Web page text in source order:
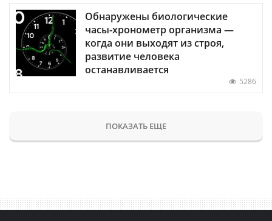
Обнаружены биологические
часы-хронометр организма —
когда они выходят из строя,
развитие человека
останавливается
5286
ПОКАЗАТЬ ЕЩЕ